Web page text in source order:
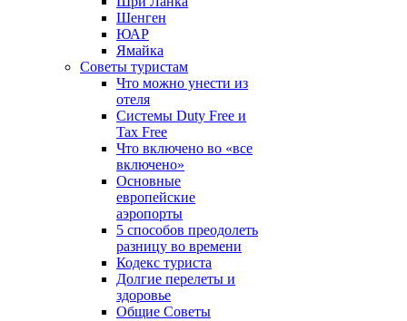
Шенген
ЮАР
Ямайка
Советы туристам
Что можно унести из
отеля
Системы Duty Free и
Tax Free
Что включено во «все
включено»
Основные
европейские
аэропорты
5 способов преодолеть
разницу во времени
Кодекс туриста
Долгие перелеты и
здоровье
Общие Советы